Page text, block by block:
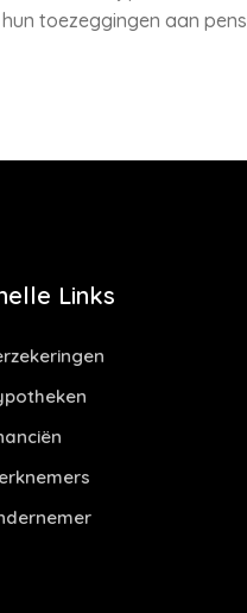
toezeggingen aan
Links